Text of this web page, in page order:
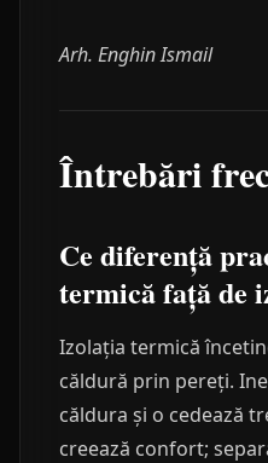
Arh. Enghin Ismail
Întrebări
Ce diferență
termică față de
Izolația termică
căldură prin pereți.
căldura și o cedează
creează confort;